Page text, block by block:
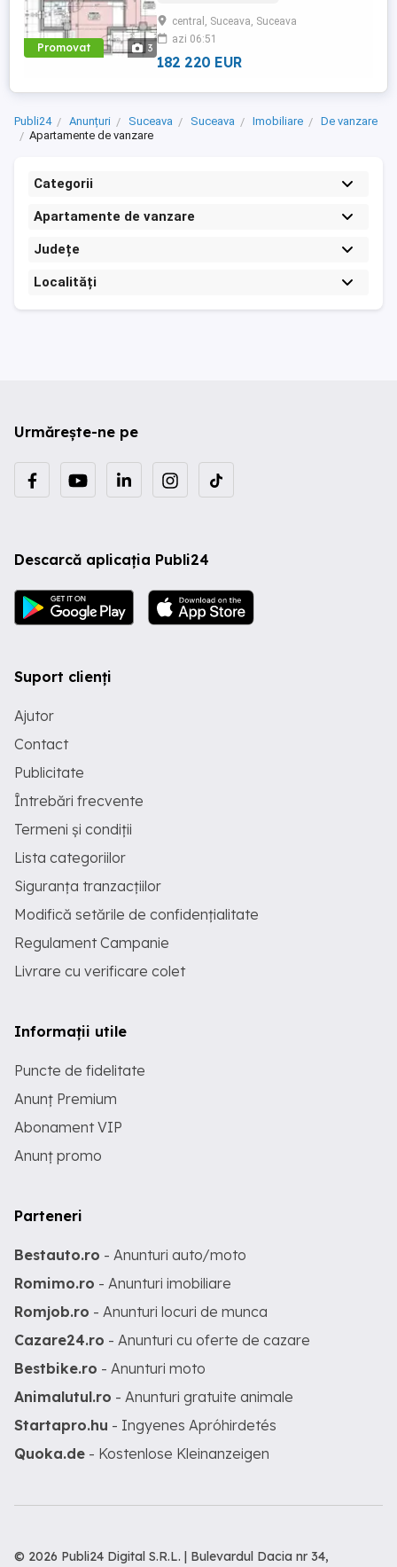
Promovat 3
penthouse de vanzare situat intr-un bloc
modern, termen de finalizare 2026,
conceput pentru a satisface cele ...
central, Suceava, Suceava
azi 06:51
182 220 EUR
Publi24 Anunțuri Suceava Suceava Imobiliare
De vanzare
Apartamente de vanzare
Categorii
Apartamente de vanzare
Județe
Localități
Urmărește-ne pe
Descarcă aplicația Publi24
Suport clienți
Ajutor
Contact
Publicitate
Întrebări frecvente
Termeni și condiții
Lista categoriilor
Siguranța tranzacțiilor
Modifică setările de confidențialitate
Regulament Campanie
Livrare cu verificare colet
Informații utile
Puncte de fidelitate
Anunț Premium
Abonament VIP
Anunț promo
Parteneri
Bestauto.ro - Anunturi auto/moto
Romimo.ro - Anunturi imobiliare
Romjob.ro - Anunturi locuri de munca
Cazare24.ro - Anunturi cu oferte de cazare
Bestbike.ro - Anunturi moto
Animalutul.ro - Anunturi gratuite animale
Startapro.hu - Ingyenes Apróhirdetés
Quoka.de - Kostenlose Kleinanzeigen
© 2026 Publi24 Digital S.R.L. | Bulevardul Dacia nr 34,